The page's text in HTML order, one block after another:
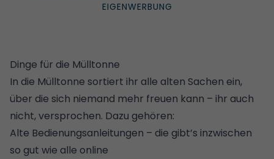
Dinge für die Mülltonne
In die Mülltonne sortiert ihr alle alten Sachen ein,
über die sich niemand mehr freuen kann – ihr auch
nicht, versprochen. Dazu gehören:
Alte Bedienungsanleitungen – die gibt’s inzwischen
so gut wie alle online